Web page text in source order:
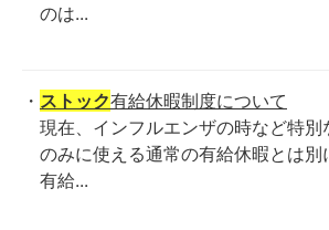
のは...
ストック有給休暇制度について
現在、インフルエンザの時など特別
のみに使える通常の有給休暇とは別
有給...